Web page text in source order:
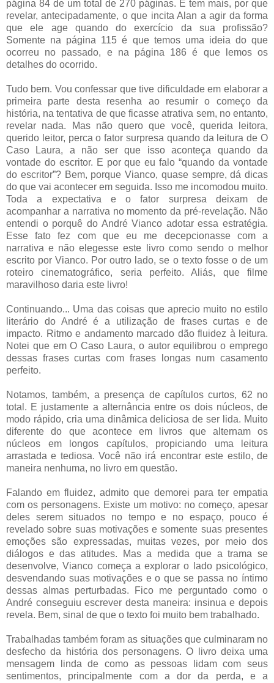
página 84 de um total de 270 páginas. E tem mais, por que
revelar, antecipadamente, o que incita Alan a agir da forma
que ele age quando do exercício da sua profissão?
Somente na página 115 é que temos uma ideia do que
ocorreu no passado, e na página 186 é que lemos os
detalhes do ocorrido.
Tudo bem. Vou confessar que tive dificuldade em elaborar a
primeira parte desta resenha ao resumir o começo da
história, na tentativa de que ficasse atrativa sem, no entanto,
revelar nada. Mas não quero que você, querida leitora,
querido leitor, perca o fator surpresa quando da leitura de O
Caso Laura, a não ser que isso aconteça quando da
vontade do escritor. E por que eu falo “quando da vontade
do escritor”? Bem, porque Vianco, quase sempre, dá dicas
do que vai acontecer em seguida. Isso me incomodou muito.
Toda a expectativa e o fator surpresa deixam de
acompanhar a narrativa no momento da pré-revelação. Não
entendi o porquê do André Vianco adotar essa estratégia.
Esse fato fez com que eu me decepcionasse com a
narrativa e não elegesse este livro como sendo o melhor
escrito por Vianco. Por outro lado, se o texto fosse o de um
roteiro cinematográfico, seria perfeito. Aliás, que filme
maravilhoso daria este livro!
Continuando... Uma das coisas que aprecio muito no estilo
literário do André é a utilização de frases curtas e de
impacto. Ritmo e andamento marcado dão fluidez à leitura.
Notei que em O Caso Laura, o autor equilibrou o emprego
dessas frases curtas com frases longas num casamento
perfeito.
Notamos, também, a presença de capítulos curtos, 62 no
total. E justamente a alternância entre os dois núcleos, de
modo rápido, cria uma dinâmica deliciosa de ser lida. Muito
diferente do que acontece em livros que alternam os
núcleos em longos capítulos, propiciando uma leitura
arrastada e tediosa. Você não irá encontrar este estilo, de
maneira nenhuma, no livro em questão.
Falando em fluidez, admito que demorei para ter empatia
com os personagens. Existe um motivo: no começo, apesar
deles serem situados no tempo e no espaço, pouco é
revelado sobre suas motivações e somente suas presentes
emoções são expressadas, muitas vezes, por meio dos
diálogos e das atitudes. Mas a medida que a trama se
desenvolve, Vianco começa a explorar o lado psicológico,
desvendando suas motivações e o que se passa no íntimo
dessas almas perturbadas. Fico me perguntado como o
André conseguiu escrever desta maneira: insinua e depois
revela. Bem, sinal de que o texto foi muito bem trabalhado.
Trabalhadas também foram as situações que culminaram no
desfecho da história dos personagens. O livro deixa uma
mensagem linda de como as pessoas lidam com seus
sentimentos, principalmente com a dor da perda, e a